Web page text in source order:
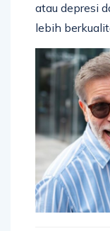
atau depresi
lebih